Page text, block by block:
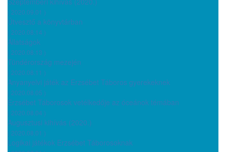
( 2020.09.01 )
Útvesztő a könyvtárban
( 2020.08.14 )
Állatságok
( 2020.08.13 )
Tündérország mezején
( 2020.08.11 )
Anyanyelvi játék az Erzsébet Táboros gyerekeknek
( 2020.08.05 )
Erzsébet Táborosok vetélkedője az óceánok témában
( 2020.08.04 )
Augusztusi kihívás (2020.)
( 2020.08.01 )
Logikai játékok Erzsébet Táborosoknak